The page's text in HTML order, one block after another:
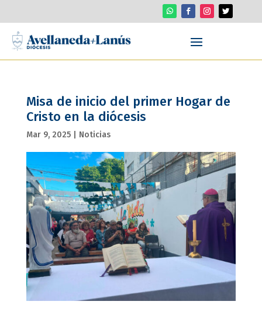
Misa de inicio del primer Hogar de
Cristo en la diócesis
Mar 9, 2025| Noticias